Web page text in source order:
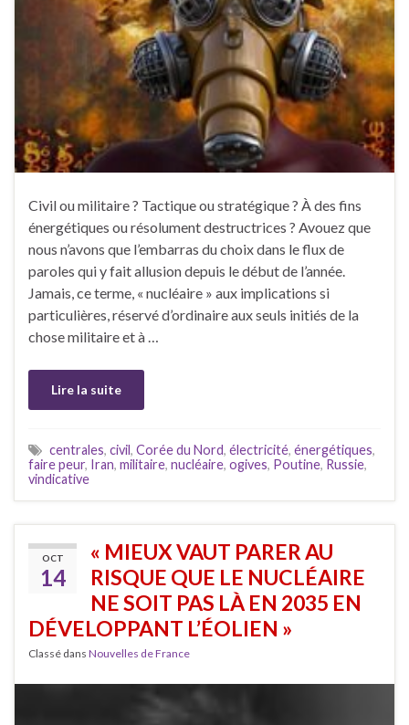
Civil ou militaire ? Tactique ou stratégique ? À des fins
énergétiques ou résolument destructrices ? Avouez que
nous n’avons que l’embarras du choix dans le flux de
paroles qui y fait allusion depuis le début de l’année.
Jamais, ce terme, « nucléaire » aux implications si
particulières, réservé d’ordinaire aux seuls initiés de la
chose militaire et à …
Lire la suite
centrales, civil, Corée du Nord, électricité, énergétiques,
faire peur, Iran, militaire, nucléaire, ogives, Poutine, Russie,
vindicative
OCT
14
« MIEUX VAUT PARER AU
RISQUE QUE LE NUCLÉAIRE
NE SOIT PAS LÀ EN 2035 EN
DÉVELOPPANT L’ÉOLIEN »
Classé dans Nouvelles de France